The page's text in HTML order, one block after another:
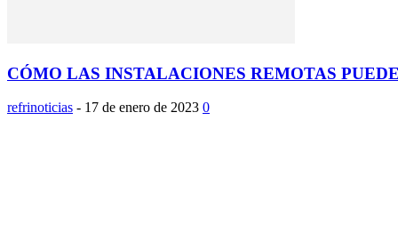
CÓMO LAS INSTALACIONES REMOTAS
refrinoticias - 17 de enero de 2023 0